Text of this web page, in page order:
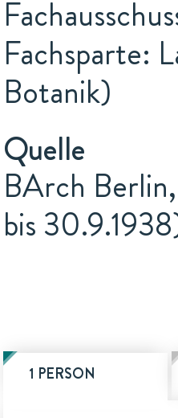
Fachsparte:
Botanik)
Quelle
BArch
bis
1 PERSON